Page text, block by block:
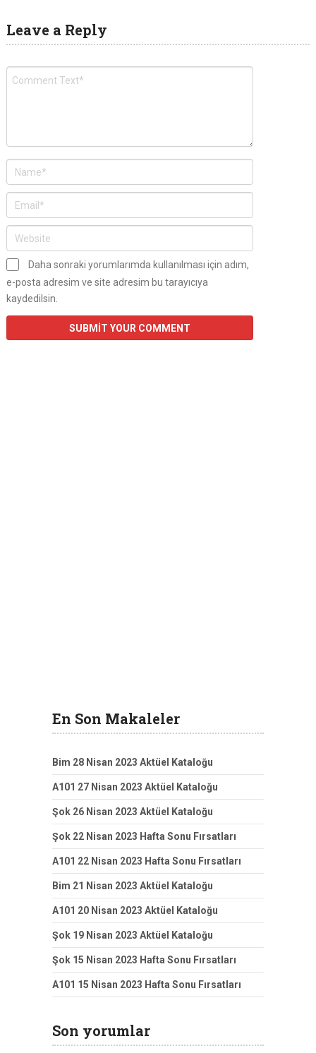
Leave a Reply
Daha sonraki yorumlarımda kullanılması için adım,
e-posta adresim ve site adresim bu tarayıcıya
kaydedilsin.
En Son Makaleler
Bim 28 Nisan 2023 Aktüel Kataloğu
A101 27 Nisan 2023 Aktüel Kataloğu
Şok 26 Nisan 2023 Aktüel Kataloğu
Şok 22 Nisan 2023 Hafta Sonu Fırsatları
A101 22 Nisan 2023 Hafta Sonu Fırsatları
Bim 21 Nisan 2023 Aktüel Kataloğu
A101 20 Nisan 2023 Aktüel Kataloğu
Şok 19 Nisan 2023 Aktüel Kataloğu
Şok 15 Nisan 2023 Hafta Sonu Fırsatları
A101 15 Nisan 2023 Hafta Sonu Fırsatları
Son yorumlar